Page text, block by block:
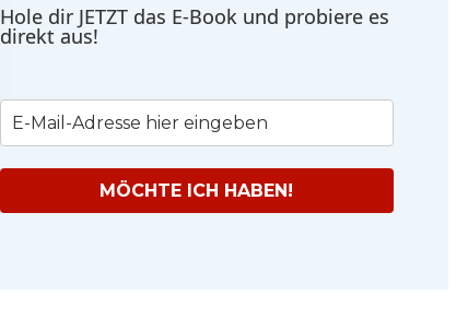
Hole dir JETZT das E-Book und probiere es
direkt aus!
MÖCHTE ICH HABEN!